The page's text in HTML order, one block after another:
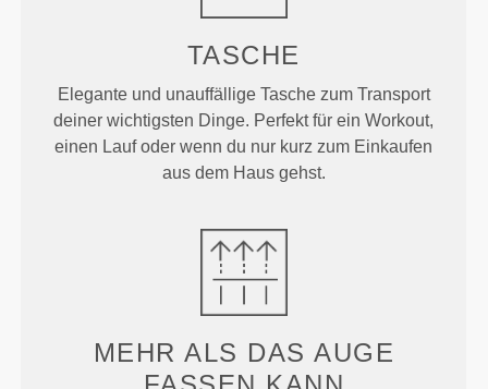
TASCHE
Elegante und unauffällige Tasche zum Transport
deiner wichtigsten Dinge. Perfekt für ein Workout,
einen Lauf oder wenn du nur kurz zum Einkaufen
aus dem Haus gehst.
MEHR ALS DAS AUGE